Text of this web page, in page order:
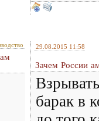
29.08.2015 11:58
Зачем России
барак в